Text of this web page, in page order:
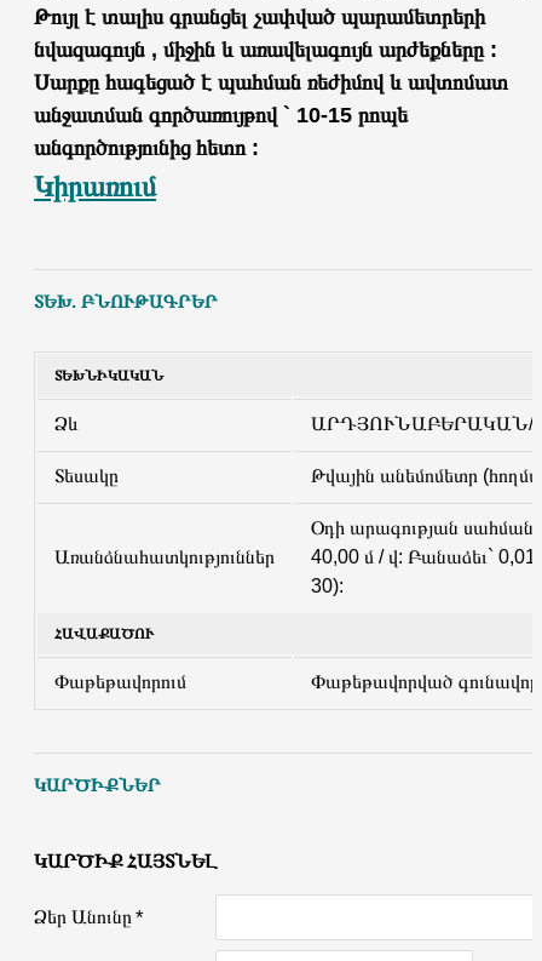
Թույլ է տալիս գրանցել չափված պարամետրերի
նվազագույն , միջին և առավելագույն արժեքները :
Սարքը հագեցած է պահման ռեժիմով և ավտոմատ
անջատման գործառույթով ` 10-15 րոպե
անգործությունից հետո :
Կիրառում
ՏԵԽ. ԲՆՈՒԹԱԳՐԵՐ
ՏԵԽՆԻԿԱԿԱՆ
Ձև ԱՐԴՅՈՒՆԱԲԵՐԱԿԱՆ/
Տեսակը Թվային անեմոմետր
Առանձնահատկություններ
Օդի արագության
40,00 մ / վ: Բանաձեւ` 0,01
30):
ՀԱՎԱՔԱԾՈՒ
Փաթեթավորում Փաթեթավորված գունավոր
ԿԱՐԾԻՔՆԵՐ
ԿԱՐԾԻՔ ՀԱՅՏՆԵԼ
Ձեր Անունը